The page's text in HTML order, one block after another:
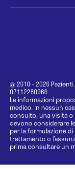
@ 2010 - 2026
07112280966
Le informazioni
medico. In nessun
consulto, una visita o
devono considerare
per la formulazione
trattamento o
prima consultare un